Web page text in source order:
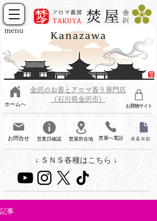
menu
ホームへ
焚屋所在地
営業日確認
お問合せ 焚屋へ電話
お買物サイト
↓ ＳＮＳ各種はこちら ↓
金沢のお香とアロマ香り専門店
（石川県金沢市）
店長日記
記事